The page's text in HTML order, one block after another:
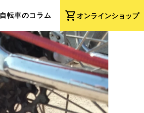
shopping_cartオンラインショップ
自転車のコラム